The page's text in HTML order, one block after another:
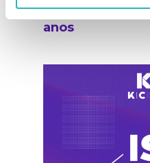
KCS IT
anos